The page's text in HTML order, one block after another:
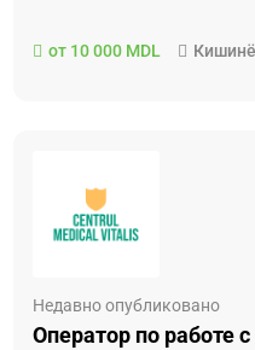
от 10 000 MDL
Недавно опубликовано
Оператор по работе